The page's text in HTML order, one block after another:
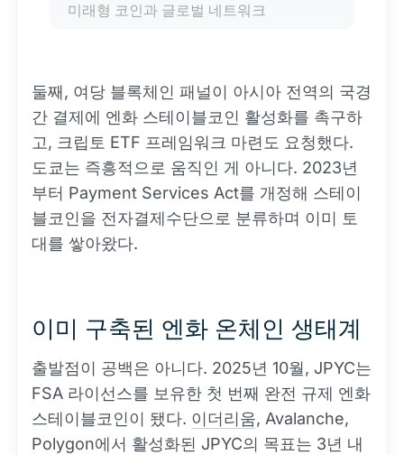
미래형 코인과 글로벌 네트워크
둘째, 여당 블록체인 패널이 아시아 전역의 국경
간 결제에 엔화 스테이블코인 활성화를 촉구하
고, 크립토 ETF 프레임워크 마련도 요청했다.
도쿄는 즉흥적으로 움직인 게 아니다. 2023년
부터 Payment Services Act를 개정해 스테이
블코인을 전자결제수단으로 분류하며 이미 토
대를 쌓아왔다.
이미 구축된 엔화 온체인 생태계
출발점이 공백은 아니다. 2025년 10월, JPYC는
FSA 라이선스를 보유한 첫 번째 완전 규제 엔화
스테이블코인이 됐다. 이더리움, Avalanche,
Polygon에서 활성화된 JPYC의 목표는 3년 내